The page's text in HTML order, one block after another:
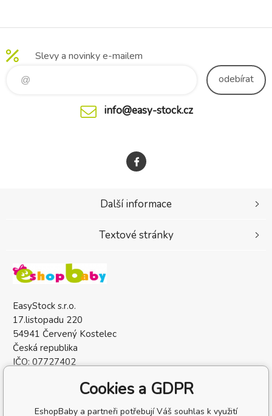
Slevy a novinky e-mailem
odebírat
info@easy-stock.cz
EasyStock s.r.o.
17.listopadu 220
54941 Červený Kostelec
Česká republika
IČO: 07727402
Další informace
Textové stránky
Cookies a GDPR
EshopBaby a partneři potřebují Váš souhlas k využití